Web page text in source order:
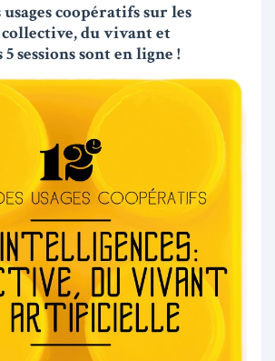
usages coopératifs sur les
du vivant et
sessions sont en ligne !